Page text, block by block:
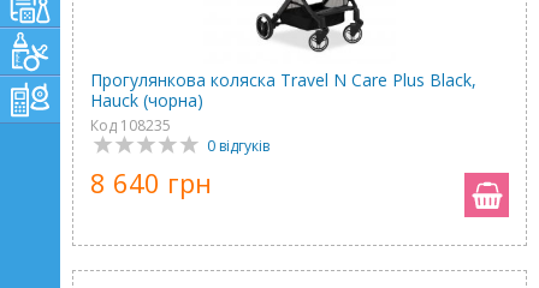
Прогулянкова коляска Travel N Care Plus Black,
Hauck (чорна)
Код 108235
0 відгуків
8 640 грн